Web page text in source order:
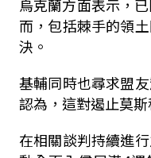
烏克蘭方面表示，
而，包括棘手的領
決。
基輔同時也尋求盟
認為，這對遏止莫
在相關談判持續進